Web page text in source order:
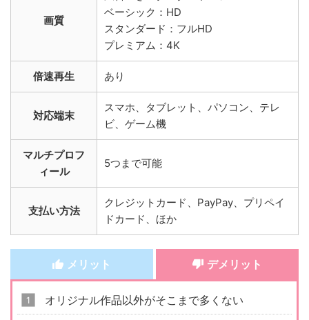
画質
ベーシック：HD
スタンダード：フルHD
プレミアム：4K
倍速再生 あり
対応端末
スマホ、タブレット、パソコン、テレ
ビ、ゲーム機
マルチプロフ
ィール
5つまで可能
支払い方法
クレジットカード、PayPay、プリペイ
ドカード、ほか
メリット デメリット
オリジナル作品以外がそこまで多くない